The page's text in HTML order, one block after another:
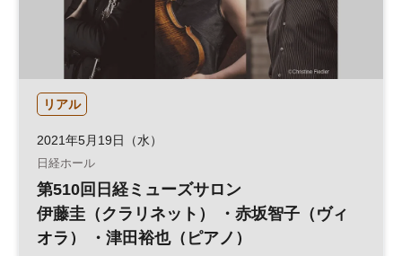
リアル
2021年5月19日（水）
日経ホール
第510回日経ミューズサロン
伊藤圭（クラリネット） ・赤坂智子（ヴィ
オラ） ・津田裕也（ピアノ）